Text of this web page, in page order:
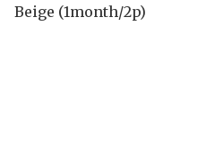
Beige (1month/2p)